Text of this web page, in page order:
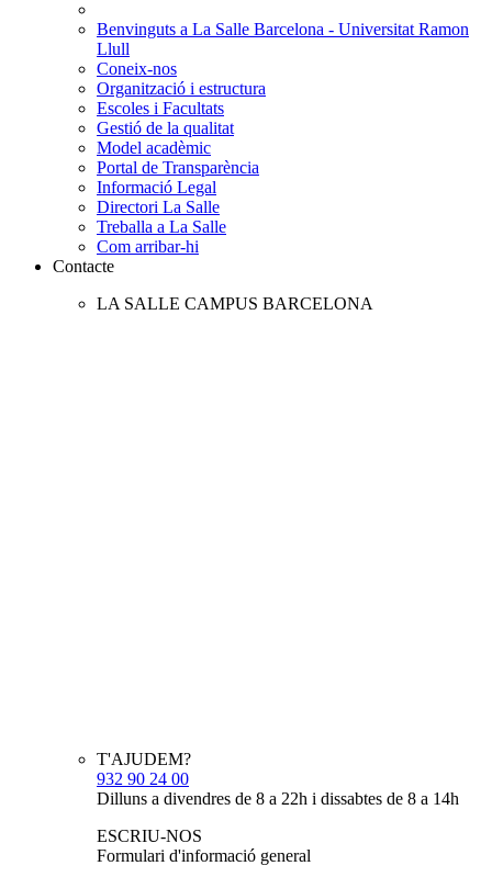
Benvinguts a La Salle Barcelona - Universitat Ramon
Llull
Coneix-nos
Organització i estructura
Escoles i Facultats
Gestió de la qualitat
Model acadèmic
Portal de Transparència
Informació Legal
Directori La Salle
Treballa a La Salle
Com arribar-hi
Contacte
LA SALLE CAMPUS BARCELONA
T'AJUDEM?
932 90 24 00
Dilluns a divendres de 8 a 22h i dissabtes de 8 a 14h
ESCRIU-NOS
Formulari d'informació general